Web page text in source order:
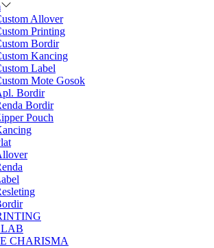
Allover
Printing
Bordir
Kancing
Label
Mote Gosok
Bordir
Bordir
Pouch
CHARISMA